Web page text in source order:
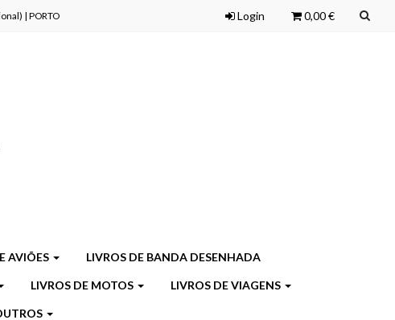
| PORTO Login 0,00 €
AVIÕES LIVROS DE BANDA DESENHADA
LIVROS DE MOTOS LIVROS DE VIAGENS